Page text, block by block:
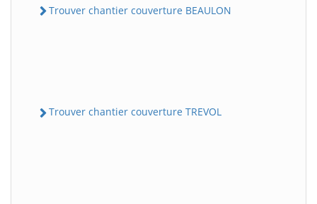
Trouver chantier couverture BEAULON
Trouver chantier couverture TREVOL